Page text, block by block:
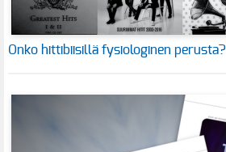
Onko hittibiisillä fysiologinen perusta?